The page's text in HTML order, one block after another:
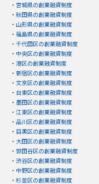
・ 宮城県の創業融資制度
・ 秋田県の創業融資制度
・ 山形県の創業融資制度
・ 福島県の創業融資制度
・ 千代田区の創業融資制度
・ 中央区の創業融資制度
・ 港区の創業融資制度
・ 新宿区の創業融資制度
・ 文京区の創業融資制度
・ 台東区の創業融資制度
・ 墨田区の創業融資制度
・ 江東区の創業融資制度
・ 品川区の創業融資制度
・ 目黒区の創業融資制度
・ 大田区の創業融資制度
・ 世田谷区の創業融資制度
・ 渋谷区の創業融資制度
・ 中野区の創業融資制度
・ 杉並区の創業融資制度